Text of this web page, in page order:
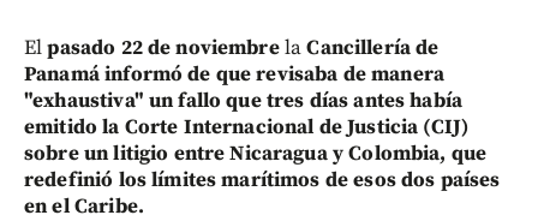
Elpasado 22 de noviembrelaCancillería de
Panamá informó de que revisaba de manera
"exhaustiva" un fallo que tres días antes había
emitido la Corte Internacional de Justicia (CIJ)
sobre un litigio entre Nicaragua y Colombia, que
redefinió los límites marítimos de esos dos países
en el Caribe.